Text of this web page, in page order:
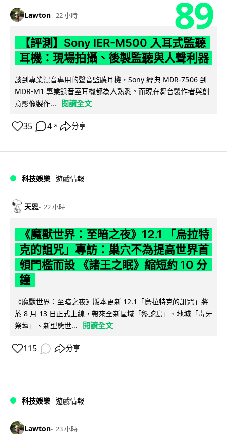
Lawton 22 小時 89
【評測】Sony IER-M500 入耳式監聽
耳機：現場拍攝、後製監聽與人聲利器
談到專業混音專用的聲音監聽耳機，Sony 經典 MDR-7506 到
MDR-M1 專業錄音室耳機都為人熟悉。而現在舞台製作者與創
意影像製作...
閱讀全文
35 4 ↗ 分享
科技娛樂 遊戲情報
天恩 22 小時
《魔獸世界：至暗之夜》12.1 「烏拉特
克的詛咒」專訪：巢穴不為提高世界首
領門檻而設 《諸王之眠》縮短約 10 分
鐘
《魔獸世界：至暗之夜》版本更新 12.1「烏拉特克的詛咒」將
於 8 月 13 日正式上線，帶來全新區域「盤蛇島」、地城「毒牙
祭壇」、新型態世...
閱讀全文
115 分享
科技娛樂 遊戲情報
Lawton 23 小時